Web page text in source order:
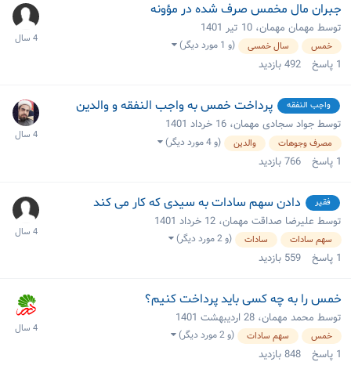
جبران مال مخمس صرف شده در مؤونه
توسط مهمان مهمان، 10 تیر 1401
خمس سال خمسی (و 1 مورد دیگر)
1 پاسخ 492بازدید
واجب النفقه پرداخت خمس به واجب النفقه و والدین
توسط جواد سجادی مهمان، 16 خرداد 1401
مصرف وجوهات والدین (و 4 مورد دیگر)
1 پاسخ 766بازدید
فقیر دادن سهم سادات به سیدی که کار می کند
توسط علیرضا صداقت مهمان، 12 خرداد 1401
سهم سادات سادات (و 2 مورد دیگر)
1 پاسخ 559 بازدید
خمس را به چه کسی باید پرداخت کنیم؟
توسط محمد مهمان، 28 اردیبهشت 1401
خمس سهم سادات (و 2 مورد دیگر)
1 پاسخ 848بازدید